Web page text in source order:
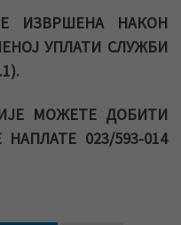
ИЗВРШЕНА НАКОН
УПЛАТИ СЛУЖБИ
МОЖЕТЕ ДОБИТИ
023/593-014